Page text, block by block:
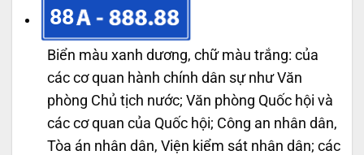
88
Biển màu xanh dương, chữ màu trắng: của
các cơ quan hành chính dân sự như Văn
phòng Chủ tịch nước; Văn phòng Quốc hội và
các cơ quan của Quốc hội; Công an nhân dân,
Tòa án nhân dân, Viện kiểm sát nhân dân; các